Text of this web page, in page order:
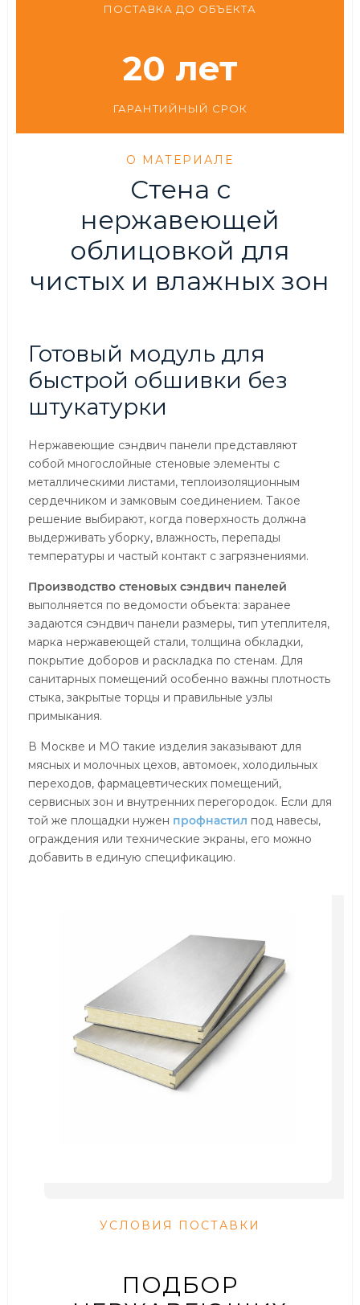
ПОСТАВКА ДО ОБЪЕКТА
20 лет
ГАРАНТИЙНЫЙ СРОК
О МАТЕРИАЛЕ
Стена с
нержавеющей
облицовкой для
чистых и влажных зон
Готовый модуль для
быстрой обшивки без
штукатурки
Нержавеющие сэндвич панели представляют
собой многослойные стеновые элементы с
металлическими листами, теплоизоляционным
сердечником и замковым соединением. Такое
решение выбирают, когда поверхность должна
выдерживать уборку, влажность, перепады
температуры и частый контакт с загрязнениями.
Производство стеновых сэндвич панелей
выполняется по ведомости объекта: заранее
задаются сэндвич панели размеры, тип утеплителя,
марка нержавеющей стали, толщина обкладки,
покрытие доборов и раскладка по стенам. Для
санитарных помещений особенно важны плотность
стыка, закрытые торцы и правильные узлы
примыкания.
В Москве и МО такие изделия заказывают для
мясных и молочных цехов, автомоек, холодильных
переходов, фармацевтических помещений,
сервисных зон и внутренних перегородок. Если для
той же площадки нужен профнастил под навесы,
ограждения или технические экраны, его можно
добавить в единую спецификацию.
УСЛОВИЯ ПОСТАВКИ
ПОДБОР